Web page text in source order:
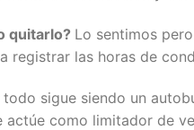
quitarlo? Lo sentimos
registrar las horas de
sigue siendo un
actúe como limitador de